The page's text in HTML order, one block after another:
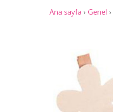
Ana sayfa › Genel ›